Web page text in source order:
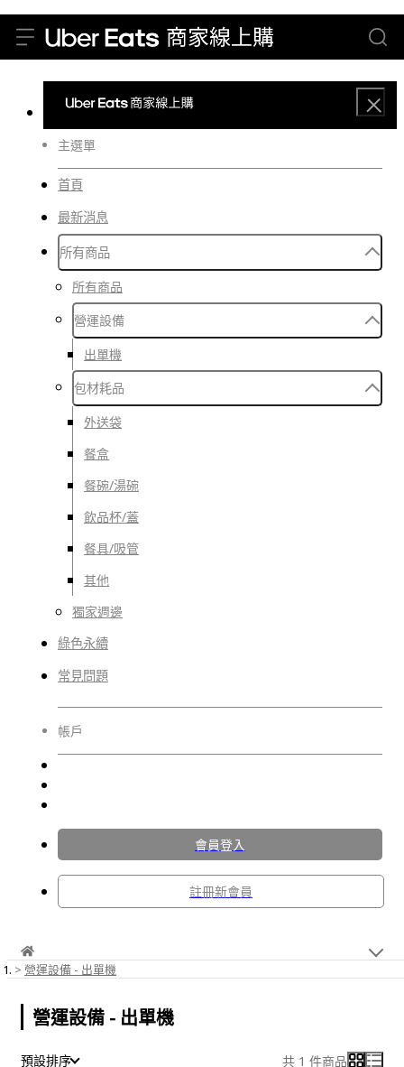
主選單
首頁
最新消息
所有商品
所有商品
營運設備
出單機
包材耗品
外送袋
餐盒
餐碗/湯碗
飲品杯/蓋
餐具/吸管
其他
獨家週邊
綠色永續
常見問題
帳戶
會員登入
註冊新會員
營運設備 - 出單機
營運設備 - 出單機
預設排序 共 1 件商品